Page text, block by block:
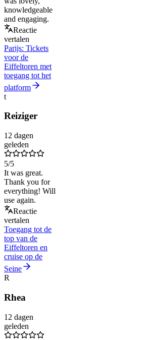
knowledgeable
and engaging.
Reactie
vertalen
Parijs: Tickets
voor de
Eiffeltoren met
toegang tot het
platform
t
Reiziger
12 dagen
geleden
5/5
It was great.
Thank you for
everything! Will
use again.
Reactie
vertalen
Toegang tot de
top van de
Eiffeltoren en
cruise op de
Seine
R
Rhea
12 dagen
geleden